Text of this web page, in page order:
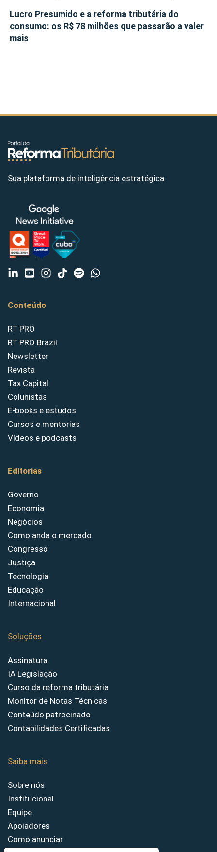
Lucro Presumido e a reforma tributária do
consumo: os R$ 78 milhões que passarão a valer
mais
Sua plataforma de inteligência estratégica
Conteúdo
RT PRO
RT PRO Brazil
Newsletter
Revista
Tax Capital
Colunistas
E-books e estudos
Cursos e mentorias
Vídeos e podcasts
Editorias
Governo
Economia
Negócios
Como anda o mercado
Congresso
Justiça
Tecnologia
Educação
Internacional
Soluções
Assinatura
IA Legislação
Curso da reforma tributária
Monitor de Notas Técnicas
Conteúdo patrocinado
Contabilidades Certificadas
Saiba mais
Sobre nós
Institucional
Equipe
Apoiadores
Como anunciar